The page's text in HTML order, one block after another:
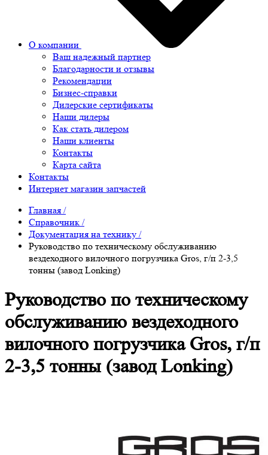
О компании
Ваш надежный партнер
Благодарности и отзывы
Рекомендации
Бизнес-справки
Дилерские сертификаты
Наши дилеры
Как стать дилером
Наши клиенты
Контакты
Карта сайта
Контакты
Интернет магазин запчастей
Главная /
Справочник /
Документация на технику /
Руководство по техническому обслуживанию
вездеходного вилочного погрузчика Gros, г/п 2-3,5
тонны (завод Lonking)
Руководство по техническому
обслуживанию вездеходного
вилочного погрузчика Gros, г/п
2-3,5 тонны (завод Lonking)